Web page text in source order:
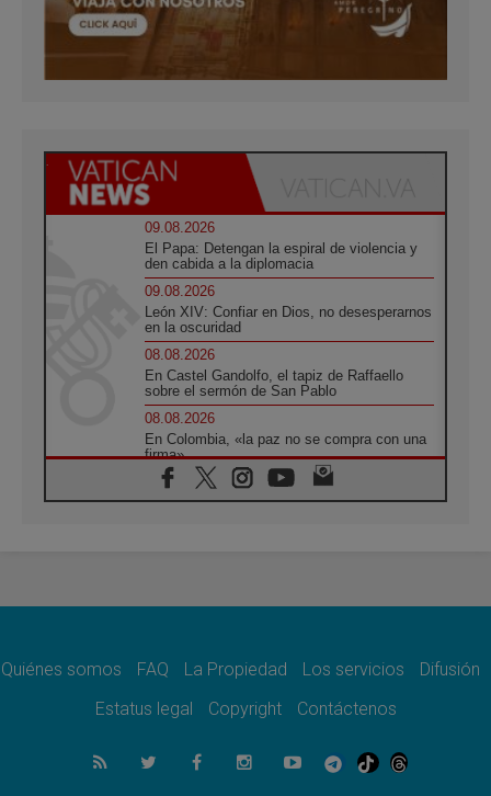
09.08.2026
El Papa: Detengan la espiral de violencia y
den cabida a la diplomacia
09.08.2026
León XIV: Confiar en Dios, no desesperarnos
en la oscuridad
08.08.2026
En Castel Gandolfo, el tapiz de Raffaello
sobre el sermón de San Pablo
08.08.2026
En Colombia, «la paz no se compra con una
firma»
08.08.2026
En Venezuela celebraron los 416 años del
08.08.2026
07.08.2026
se convierte en diócesis
Honduras: Los desplazados invisibles de una
crisis olvidada
Quiénes somos FAQ La Propiedad Los servicios
Difusión
Estatus legal
Copyright Contáctenos